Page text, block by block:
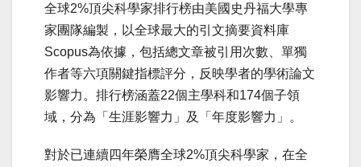
全球2%頂尖科學家排行榜由美國史丹福大學專
家團隊編製，以全球最大的引文摘要資料庫
Scopus為依據，包括總文章被引用次數、單獨
作者等六項關鍵指標評分，反映學者的學術論文
影響力。排行榜涵蓋22個主學科和174個子領
域，分為「生涯影響力」及「年度影響力」。
對於已連續四年榮膺全球2%頂尖科學家，在全